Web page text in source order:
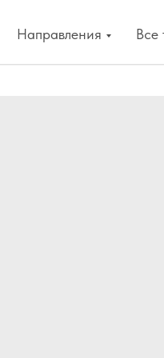
Направления Все